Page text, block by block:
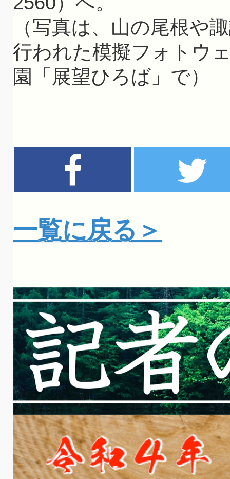
（写真は、山の尾根や
行われた模擬フォトウ
園「展望ひろば」で）
一覧に戻る＞